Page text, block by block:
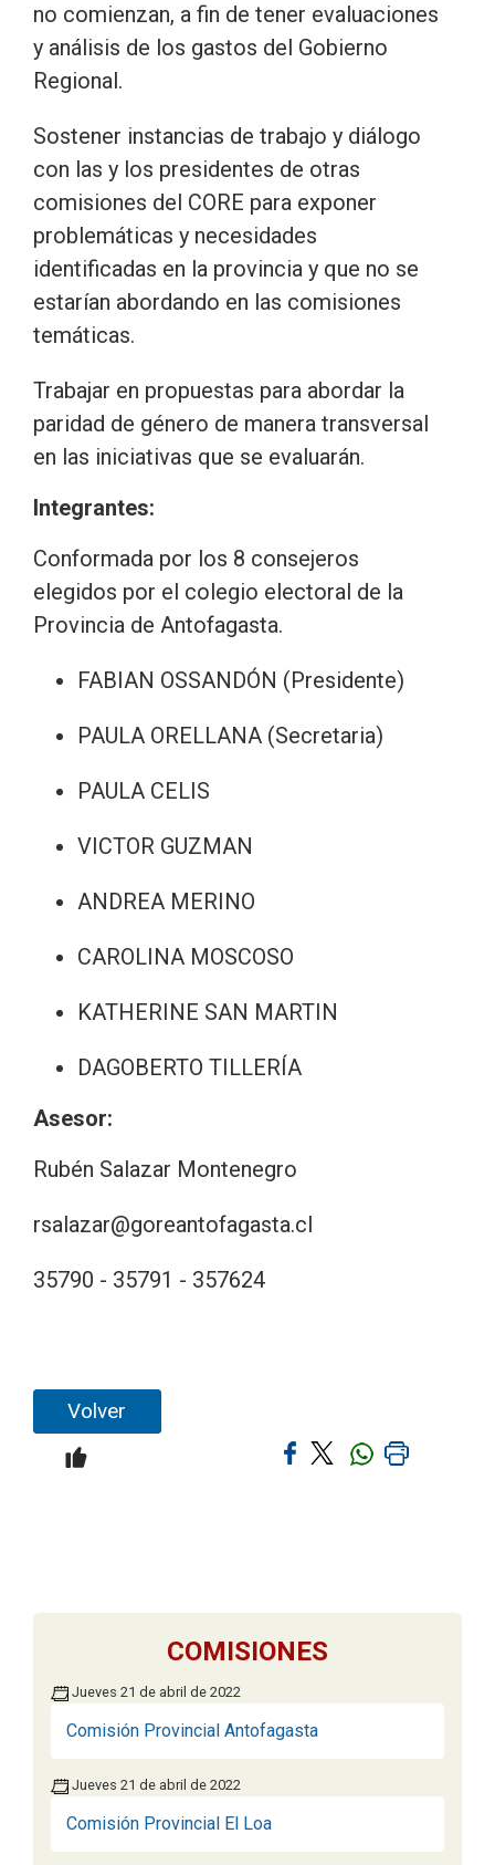
no comienzan, a fin de tener evaluaciones
y análisis de los gastos del Gobierno
Regional.
Sostener instancias de trabajo y diálogo
con las y los presidentes de otras
comisiones del CORE para exponer
problemáticas y necesidades
identificadas en la provincia y que no se
estarían abordando en las comisiones
temáticas.
Trabajar en propuestas para abordar la
paridad de género de manera transversal
en las iniciativas que se evaluarán.
Integrantes:
Conformada por los 8 consejeros
elegidos por el colegio electoral de la
Provincia de Antofagasta.
FABIAN OSSANDÓN (Presidente)
PAULA ORELLANA (Secretaria)
PAULA CELIS
VICTOR GUZMAN
ANDREA MERINO
CAROLINA MOSCOSO
KATHERINE SAN MARTIN
DAGOBERTO TILLERÍA
Asesor:
Rubén Salazar Montenegro
rsalazar@goreantofagasta.cl
35790 - 35791 - 357624
Volver
COMISIONES
Jueves 21 de abril de 2022
Comisión Provincial Antofagasta
Jueves 21 de abril de 2022
Comisión Provincial El Loa